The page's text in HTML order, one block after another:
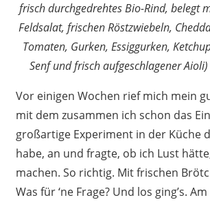
frisch durchgedrehtes Bio-Rind, belegt
Feldsalat, frischen Röstzwiebeln,
Tomaten, Gurken, Essiggurken,
Senf und frisch aufgeschlagener Aioli)
Vor einigen Wochen rief mich mein
mit dem zusammen ich schon das
großartige Experiment in der Küche
habe, an und fragte, ob ich Lust
machen. So richtig. Mit frischen
Was für ‘ne Frage? Und los ging’s.